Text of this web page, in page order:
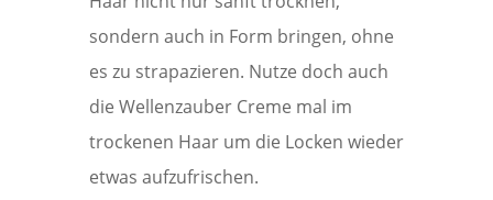
sondern auch in Form bringen, ohne
es zu strapazieren. Nutze doch auch
die Wellenzauber Creme mal im
trockenen Haar um die Locken wieder
etwas aufzufrischen.